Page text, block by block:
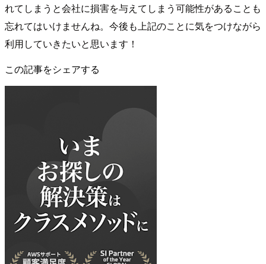
れてしまうと会社に損害を与えてしまう可能性があることも
忘れてはいけませんね。今後も上記のことに気をつけながら
利用していきたいと思います！
この記事をシェアする